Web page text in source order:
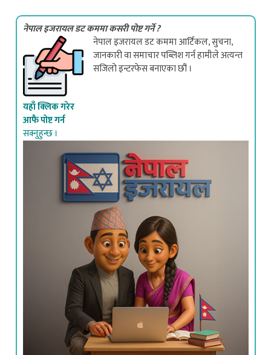
नेपाल इजरायल डट कममा कसरी पोष्ट गर्ने ?
यहाँ क्लिक गरेर
आफै पोष्ट गर्न
सक्नुहुन्छ ।
नेपाल इजरायल डट कममा आर्टिकल, सुचना,
जानकारी वा समाचार पब्लिश गर्न हामीले अत्यन्त
सजिलो इन्टरफेस बनाएका छौं ।